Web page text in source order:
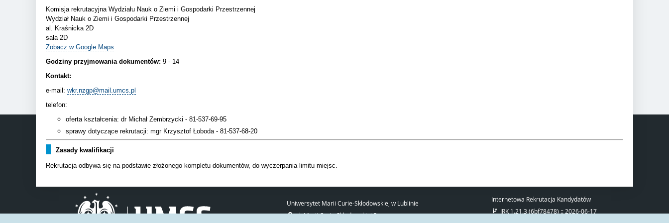
Komisja rekrutacyjna Wydziału Nauk o Ziemi i Gospodarki Przestrzennej
Wydział Nauk o Ziemi i Gospodarki Przestrzennej
al. Kraśnicka 2D
sala 2D
Zobacz w Google Maps
Godziny przyjmowania dokumentów: 9 - 14
Kontakt:
e-mail: wkr.nzgp@mail.umcs.pl
telefon:
oferta kształcenia: dr Michał Zembrzycki - 81-537-69-95
sprawy dotyczące rekrutacji: mgr Krzysztof Łoboda - 81-537-68-20
Zasady kwalifikacji
Rekrutacja odbywa się na podstawie złożonego kompletu dokumentów, do wyczerpania limitu miejsc.
Uniwersytet Marii Curie-Skłodowskiej w Lublinie
pl. Marii Curie-Skłodowskiej 5
Internetowa Rekrutacja Kandydatów
IRK 1.21.3 (6bf78478) :: 2026-06-17